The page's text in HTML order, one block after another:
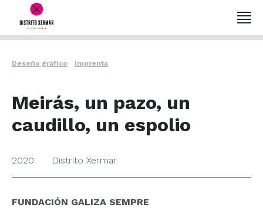
Deseño gráfico Imprenta
Meirás, un pazo, un
caudillo, un espolio
2020 Distrito Xermar
FUNDACIÓN GALIZA SEMPRE